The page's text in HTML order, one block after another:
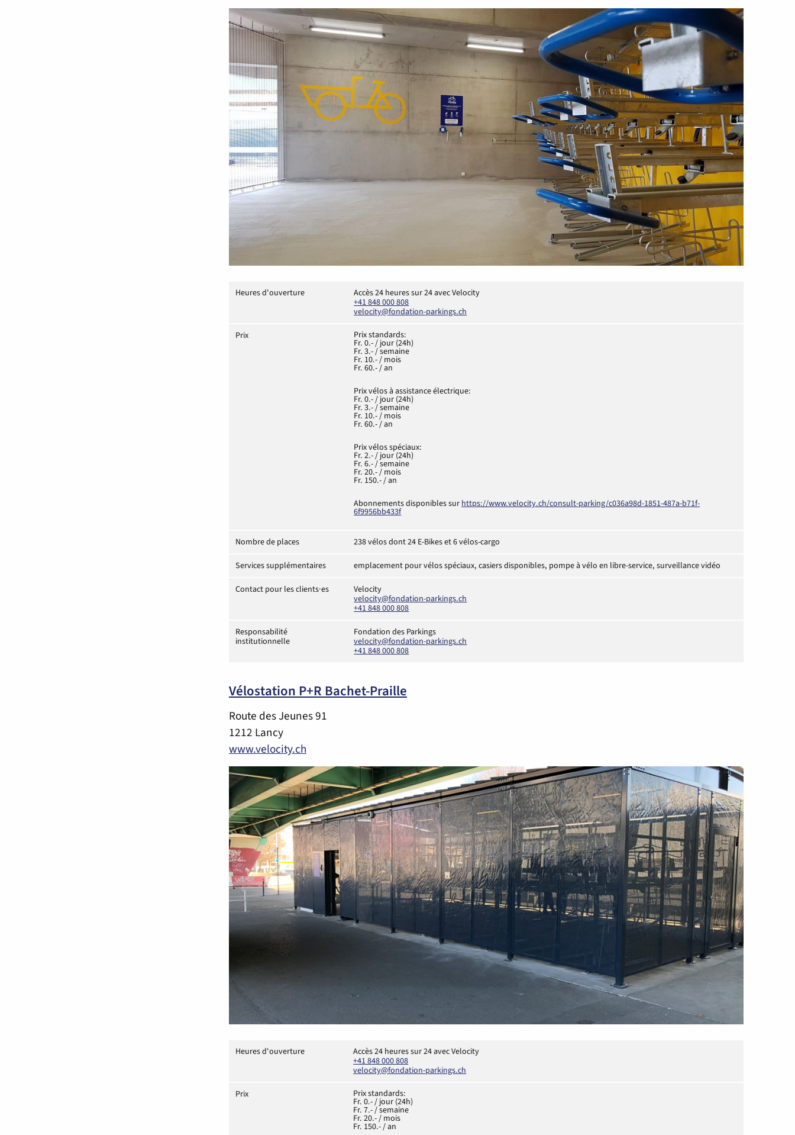
Heures d'ouverture
Accès 24 heures sur 24 avec Velocity
+41 848 000 808
velocity@fondation-parkings.ch
Prix
Prix standards:
Fr. 0.- / jour (24h)
Fr. 3.- / semaine
Fr. 10.- / mois
Fr. 60.- / an
Prix vélos à assistance électrique:
Fr. 0.- / jour (24h)
Fr. 3.- / semaine
Fr. 10.- / mois
Fr. 60.- / an
Prix vélos spéciaux:
Fr. 2.- / jour (24h)
Fr. 6.- / semaine
Fr. 20.- / mois
Fr. 150.- / an
Abonnements disponibles surhttps://www.velocity.ch/consult-parking/c036a98d-1851-487a-b71f-
6f9956bb433f
Nombre de places
238 vélos dont 24 E-Bikes et 6 vélos-cargo
Services supplémentaires
emplacement pour vélos spéciaux, casiers disponibles, pompe à vélo en libre-service, surveillance vidéo
Contact pour les clients·es
Velocity
velocity@fondation-parkings.ch
+41 848 000 808
Responsabilité
institutionnelle
Fondation des Parkings
velocity@fondation-parkings.ch
+41 848 000 808
Vélostation P+R Bachet-Praille
Route des Jeunes 91
1212 Lancy
www.velocity.ch
Heures d'ouverture
Accès 24 heures sur 24 avec Velocity
+41 848 000 808
velocity@fondation-parkings.ch
Prix
Prix standards:
Fr. 0.- / jour (24h)
Fr. 7.- / semaine
Fr. 20.- / mois
Fr. 150.- / an